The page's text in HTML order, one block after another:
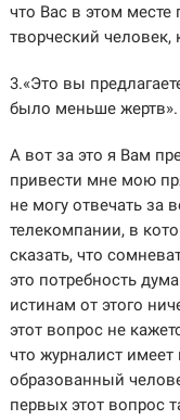
что Вас в этом месте
творческий человек,
3.«Это вы
было меньше жертв».
А вот за это я Вам
привести мне мою
не могу отвечать за
телекомпании, в
сказать, что
это потребность
истинам от этого
этот вопрос не
что журналист
образованный
первых этот вопрос